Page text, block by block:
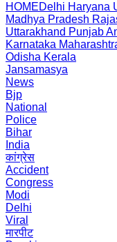
HOMEDelhi Haryana
Madhya Pradesh
Uttarakhand Punjab
Karnataka
Odisha Kerala
Jansamasya
News
Bjp
National
Police
Bihar
India
कांग्रेस
Accident
Congress
Modi
Delhi
Viral
मारपीट